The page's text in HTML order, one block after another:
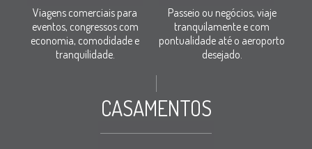
Viagens comerciais para
eventos, congressos com
economia, comodidade e
tranquilidade.
Passeio ou negócios, viaje
tranquilamente e com
pontualidade até o aeroporto
desejado.
CASAMENTOS